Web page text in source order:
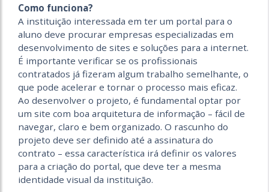
Como funciona?
A instituição interessada em ter um portal para o
aluno deve procurar empresas especializadas em
desenvolvimento de sites e soluções para a internet.
É importante verificar se os profissionais
contratados já fizeram algum trabalho semelhante, o
que pode acelerar e tornar o processo mais eficaz.
Ao desenvolver o projeto, é fundamental optar por
um site com boa arquitetura de informação – fácil de
navegar, claro e bem organizado. O rascunho do
projeto deve ser definido até a assinatura do
contrato – essa característica irá definir os valores
para a criação do portal, que deve ter a mesma
identidade visual da instituição.